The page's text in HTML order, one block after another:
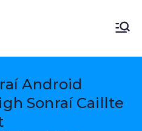
Android
Sonraí Caillte